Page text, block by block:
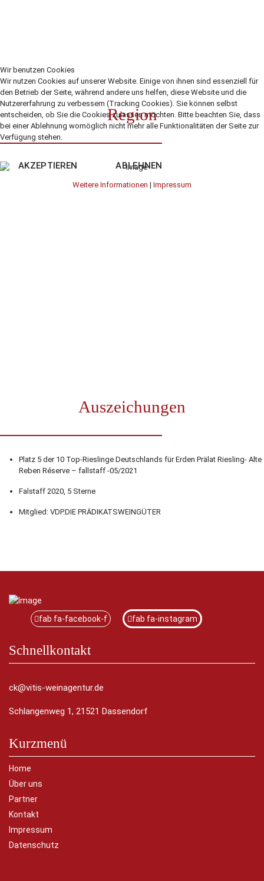
Region
Auszeichungen
Platz 5 der 10 Top-Rieslinge Deutschlands für Erden Prälat Riesling- Alte
Reben Réserve – fallstaff -05/2021
Falstaff 2020, 5 Sterne
Mitglied: VDP.DIE PRÄDIKATSWEINGÜTER
fab fa-facebook-f fab fa-instagram
Schnellkontakt
ck@vitis-weinagentur.de
Schlangenweg 1, 21521 Dassendorf
Kurzmenü
Home
Über uns
Partner
Kontakt
Impressum
Datenschutz
Wir benutzen Cookies
Wir nutzen Cookies auf unserer Website. Einige von ihnen sind essenziell für
den Betrieb der Seite, während andere uns helfen, diese Website und die
Nutzererfahrung zu verbessern (Tracking Cookies). Sie können selbst
entscheiden, ob Sie die Cookies zulassen möchten. Bitte beachten Sie, dass
bei einer Ablehnung womöglich nicht mehr alle Funktionalitäten der Seite zur
Verfügung stehen.
AKZEPTIEREN ABLEHNEN
Weitere Informationen | Impressum